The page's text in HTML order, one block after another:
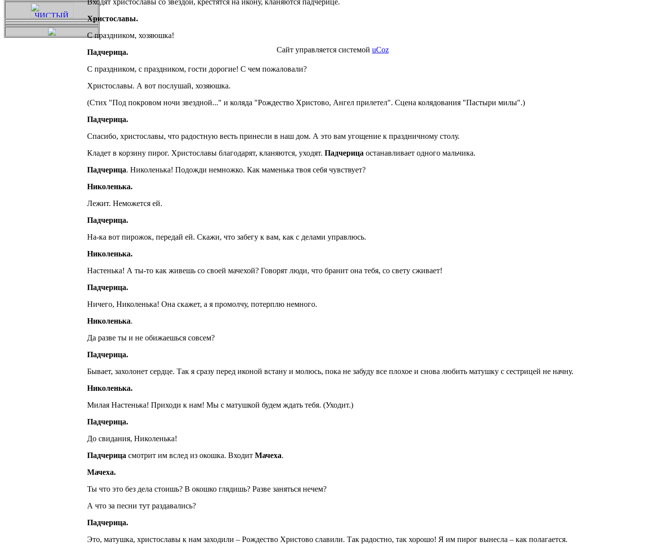
Входят христославы со звездой, крестятся на икону, кланяются падчерице.
Христославы.
С праздником, хозяюшка!
Падчерица.
С праздником, с праздником, гости дорогие! С чем пожаловали?
Христославы. А вот послушай, хозяюшка.
(Стих "Под покровом ночи звездной..." и коляда "Рождество Христово, Ангел прилетел". Сцена колядования "Пастыри милы".)
Падчерица.
Спасибо, христославы, что радостную весть принесли в наш дом. А это вам угощение к праздничному столу.
Кладет в корзину пирог. Христославы благодарят, кланяются, уходят. Падчерица останавливает одного мальчика.
Падчерица. Николенька! Подожди немножко. Как маменька твоя себя чувствует?
Николенька.
Лежит. Неможется ей.
Падчерица.
На-ка вот пирожок, передай ей. Скажи, что забегу к вам, как с делами управлюсь.
Николенька.
Настенька! А ты-то как живешь со своей мачехой? Говорят люди, что бранит она тебя, со свету сживает!
Падчерица.
Ничего, Николенька! Она скажет, а я промолчу, потерплю немного.
Николенька.
Да разве ты и не обижаешься совсем?
Падчерица.
Бывает, захолонет сердце. Так я сразу перед иконой встану и молюсь, пока не забуду все плохое и снова любить матушку с сестрицей не начну.
Николенька.
Милая Настенька! Приходи к нам! Мы с матушкой будем ждать тебя. (Уходит.)
Падчерица.
До свидания, Николенька!
Падчерица смотрит им вслед из окошка. Входит Мачеха.
Мачеха.
Ты что это без дела стоишь? В окошко глядишь? Разве заняться нечем?
А что за песни тут раздавались?
Падчерица.
Это, матушка, христославы к нам заходили – Рождество Христово славили. Так радостно, так хорошо! Я им пирог вынесла – как полагается.
Сайт управляется системой uCoz